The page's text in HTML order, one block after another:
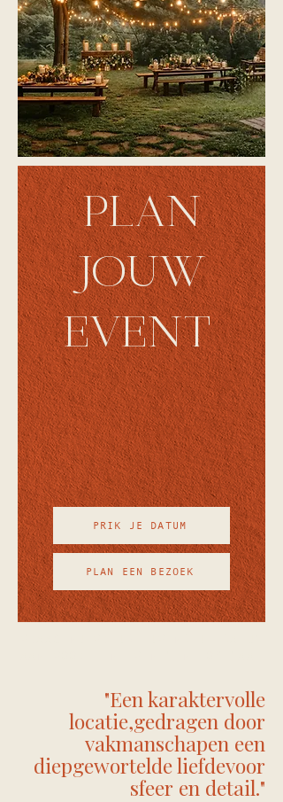
PLAN
JOUW
EVENT ​
PRIK JE DATUM
PLAN EEN BEZOEK
"Een karaktervolle
locatie,gedragen door
vakmanschapen een
diepgewortelde liefdevoor
sfeer en detail."